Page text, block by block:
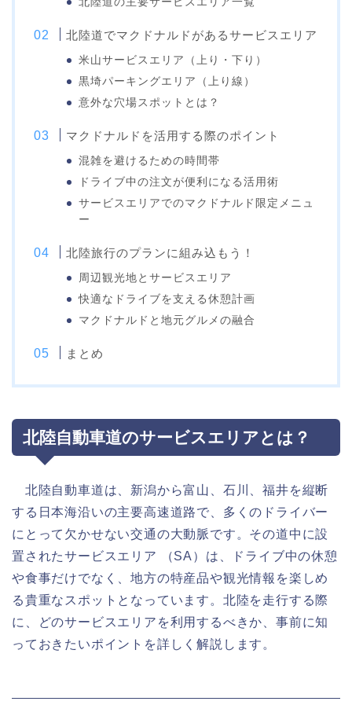
北陸道でマクドナルドがあるサービスエリア
米山サービスエリア（上り・下り）
黒埼パーキングエリア（上り線）
意外な穴場スポットとは？
マクドナルドを活用する際のポイント
混雑を避けるための時間帯
ドライブ中の注文が便利になる活用術
サービスエリアでのマクドナルド限定メニュ
ー
北陸旅行のプランに組み込もう！
周辺観光地とサービスエリア
快適なドライブを支える休憩計画
マクドナルドと地元グルメの融合
まとめ
北陸自動車道のサービスエリアとは？
北陸自動車道は、新潟から富山、石川、福井を縦断
する日本海沿いの主要高速道路で、多くのドライバー
にとって欠かせない交通の大動脈です。その道中に設
置されたサービスエリア （SA）は、ドライブ中の休憩
や食事だけでなく、地方の特産品や観光情報を楽しめ
る貴重なスポットとなっています。北陸を走行する際
に、どのサービスエリアを利用するべきか、事前に知
っておきたいポイントを詳しく解説します。